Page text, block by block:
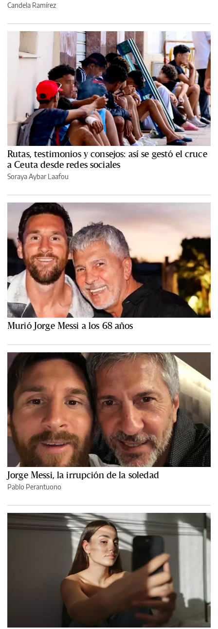
Candela Ramírez
Rutas, testimonios y consejos: así se gestó el cruce
a Ceuta desde redes sociales
Soraya Aybar Laafou
Murió Jorge Messi a los 68 años
Jorge Messi, la irrupción de la soledad
Pablo Perantuono